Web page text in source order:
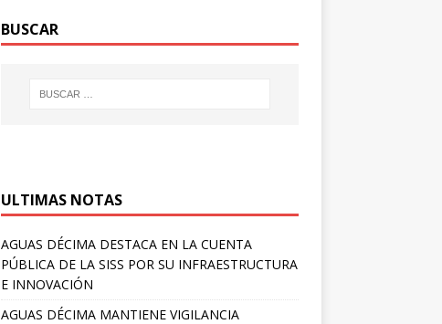
BUSCAR
ULTIMAS NOTAS
AGUAS DÉCIMA DESTACA EN LA CUENTA
PÚBLICA DE LA SISS POR SU INFRAESTRUCTURA
E INNOVACIÓN
AGUAS DÉCIMA MANTIENE VIGILANCIA